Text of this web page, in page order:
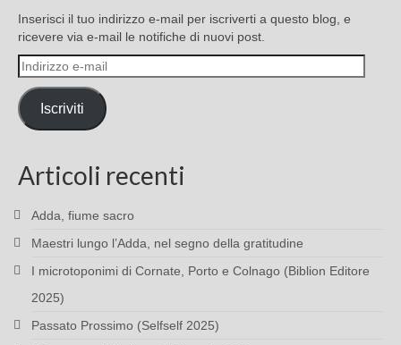
Inserisci il tuo indirizzo e-mail per iscriverti a questo blog, e
ricevere via e-mail le notifiche di nuovi post.
Indirizzo
e-
mail
Iscriviti
Articoli recenti
Adda, fiume sacro
Maestri lungo l’Adda, nel segno della gratitudine
I microtoponimi di Cornate, Porto e Colnago (Biblion Editore
2025)
Passato Prossimo (Selfself 2025)